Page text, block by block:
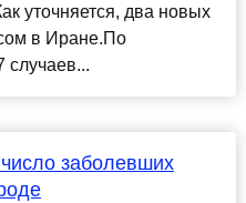
уточняется, два новых
в Иране.По
случаев...
заболевших